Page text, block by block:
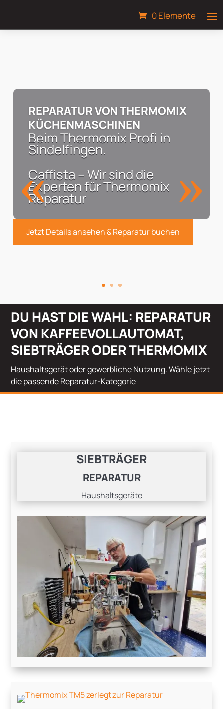
0 Elemente
REPARATUR VON THERMOMIX
KÜCHENMASCHINEN
Beim Thermomix Profi in
Sindelfingen.
Caffista – Wir sind die
Experten für Thermomix
Reparatur
Jetzt Details ansehen & Reparatur buchen
DU HAST DIE WAHL: REPARATUR
VON KAFFEEVOLLAUTOMAT,
SIEBTRÄGER ODER THERMOMIX
Haushaltsgerät oder gewerbliche Nutzung. Wähle jetzt
die passende Reparatur-Kategorie
SIEBTRÄGER
REPARATUR
Haushaltsgeräte